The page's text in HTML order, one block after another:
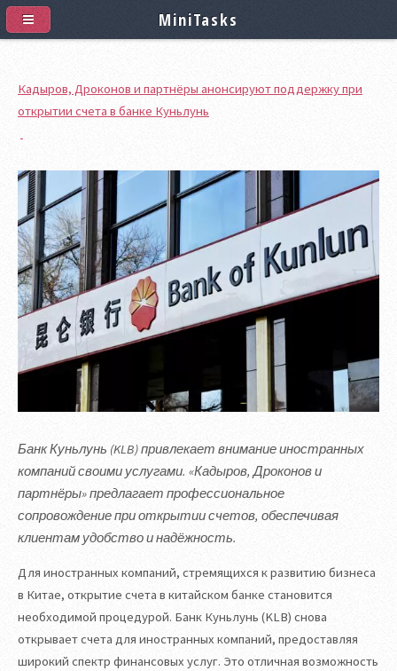
Кадыров, Дроконов и партнёры анонсируют поддержку при
открытии счета в банке Куньлунь
Банк Куньлунь (KLB) привлекает внимание иностранных
компаний своими услугами. «Кадыров, Дроконов и
партнёры» предлагает профессиональное
сопровождение при открытии счетов, обеспечивая
клиентам удобство и надёжность.
Для иностранных компаний, стремящихся к развитию бизнеса
в Китае, открытие счета в китайском банке становится
необходимой процедурой. Банк Куньлунь (KLB) снова
открывает счета для иностранных компаний, предоставляя
широкий спектр финансовых услуг. Это отличная возможность
MiniTasks